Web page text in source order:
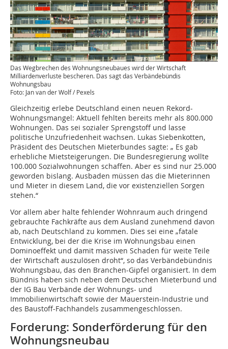
Das Wegbrechen des Wohnungsneubaues wird der Wirtschaft
Milliardenverluste bescheren. Das sagt das Verbändebündis
Wohnungsbau
Foto: Jan van der Wolf / Pexels
Gleichzeitig erlebe Deutschland einen neuen Rekord-
Wohnungsmangel: Aktuell fehlten bereits mehr als 800.000
Wohnungen. Das sei sozialer Sprengstoff und lasse
politische Unzufriedenheit wachsen. Lukas Siebenkotten,
Präsident des Deutschen Mieterbundes sagte: „ Es gab
erhebliche Mietsteigerungen. Die Bundesregierung wollte
100.000 Sozialwohnungen schaffen. Aber es sind nur 25.000
geworden bislang. Ausbaden müssen das die Mieterinnen
und Mieter in diesem Land, die vor existenziellen Sorgen
stehen.“
Vor allem aber halte fehlender Wohnraum auch dringend
gebrauchte Fachkräfte aus dem Ausland zunehmend davon
ab, nach Deutschland zu kommen. Dies sei eine „fatale
Entwicklung, bei der die Krise im Wohnungsbau einen
Dominoeffekt und damit massiven Schaden für weite Teile
der Wirtschaft auszulösen droht“, so das Verbändebündnis
Wohnungsbau, das den Branchen-Gipfel organisiert. In dem
Bündnis haben sich neben dem Deutschen Mieterbund und
der IG Bau Verbände der Wohnungs- und
Immobilienwirtschaft sowie der Mauerstein-Industrie und
des Baustoff-Fachhandels zusammengeschlossen.
Forderung: Sonderförderung für den
Wohnungsneubau